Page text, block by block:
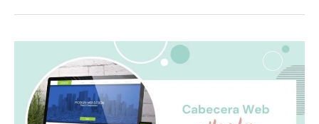
header:
elementos